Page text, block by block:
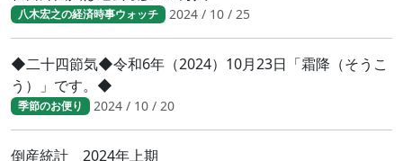
八木宏之の経済時事ウォッチ 2024 / 10 / 25
◆二十四節気◆令和6年（2024）10月23日「霜降（そうこ
う）」です。◆
季節のお便り 2024 / 10 / 20
倒産統計 2024年上期